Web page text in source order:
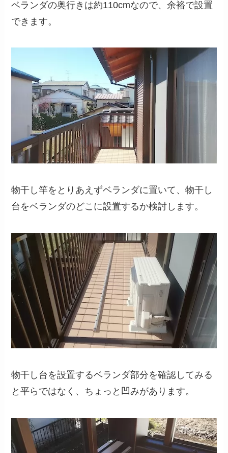
ベランダの奥行きは約110cmなので、余裕で設置
できます。
物干し竿をとりあえずベランダに置いて、物干し
台をベランダのどこに設置するか検討します。
物干し台を設置するベランダ部分を確認してみる
と平らではなく、ちょっと凹みがあります。